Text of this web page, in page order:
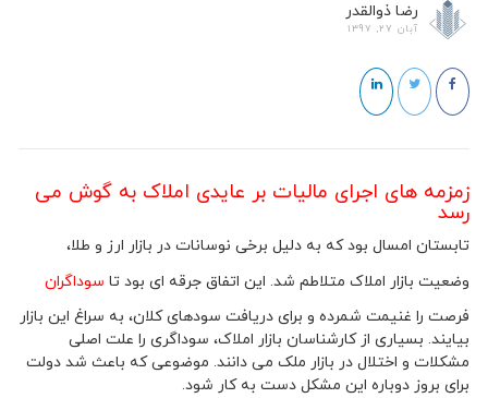
رضا ذوالقدر
آبان 27, 1397
زمزمه های اجرای مالیات بر عایدی املاک به گوش می
رسد
تابستان امسال بود که به دلیل برخی نوسانات در بازار ارز و طلا،
وضعیت بازار املاک متلاطم شد. این اتفاق جرقه ای بود تاسوداگران
فرصت را غنیمت شمرده و برای دریافت سودهای کلان، به سراغ این بازار
بیایند. بسیاری از کارشناسان بازار املاک، سوداگری را علت اصلی
مشکلات و اختلال در بازار ملک می دانند. موضوعی که باعث شد دولت
برای بروز دوباره این مشکل دست به کار شود.